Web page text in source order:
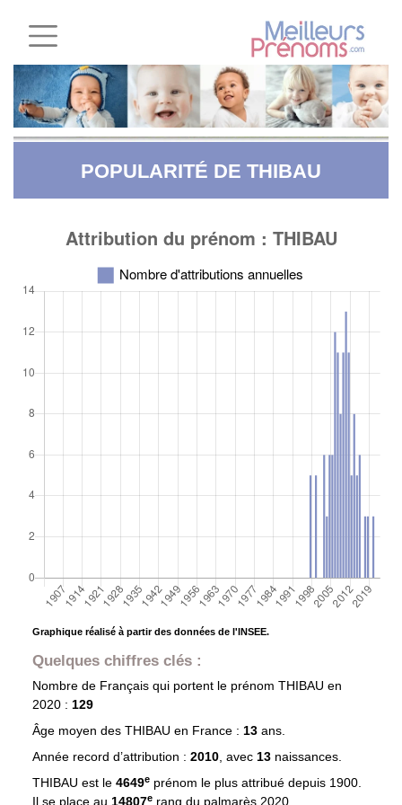
POPULARITÉ DE THIBAU
Graphique réalisé à partir des données de l'INSEE.
Quelques chiffres clés :
Nombre de Français qui portent le prénom THIBAU en
2020 : 129
Âge moyen des THIBAU en France : 13 ans.
Année record d’attribution : 2010, avec 13 naissances.
THIBAU est le 4649eprénom le plus attribué depuis 1900.
Il se place au 14807e rang du palmarès 2020.